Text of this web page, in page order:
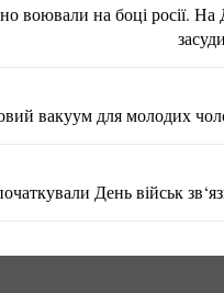
воювали на боці росії.
вакуум для молодих
День військ